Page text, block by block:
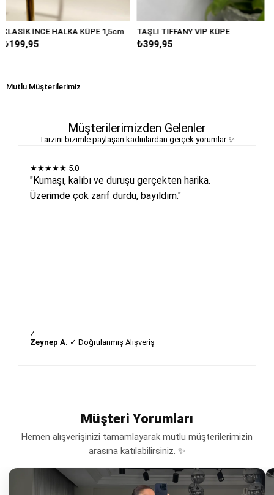
KÜPE 1,5cm TAŞLI TIFFANY VİP KÜPE BÜYÜK DAMLA
Mutlu Müşterilerimiz
Müşterilerimizden Gelenler
Tarzını bizimle paylaşan kadınlardan gerçek yorumlar ✨
★★★★★ 5.0
"Kumaşı, kalıbı ve duruşu gerçekten harika.
Üzerimde çok zarif durdu, bayıldım."
Z
Zeynep A. ✓ Doğrulanmış Alışveriş
Müşteri Yorumları
Hemen alışverişinizi tamamlayarak mutlu müşterilerimizin
arasına katılabilirsiniz. ✨